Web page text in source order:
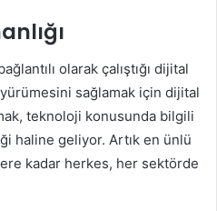
olarak çalıştığı dijital
sağlamak için dijital
teknoloji konusunda bilgili
haline geliyor. Artık en ünlü
kadar herkes, her sektörde